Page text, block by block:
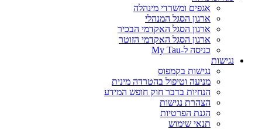
אגפים ומשרדי מינהלה
ארגון הסגל המנהלי
ארגון הסגל האקדמי הבכיר
ארגון הסגל האקדמי הזוטר
כניסה ל-My Tau
נגישות
נגישות בקמפוס
מניעה וטיפול בהטרדה מינית
הנחיות בדבר חוק חופש המידע
הצהרת נגישות
הגנת הפרטיות
תנאי שימוש